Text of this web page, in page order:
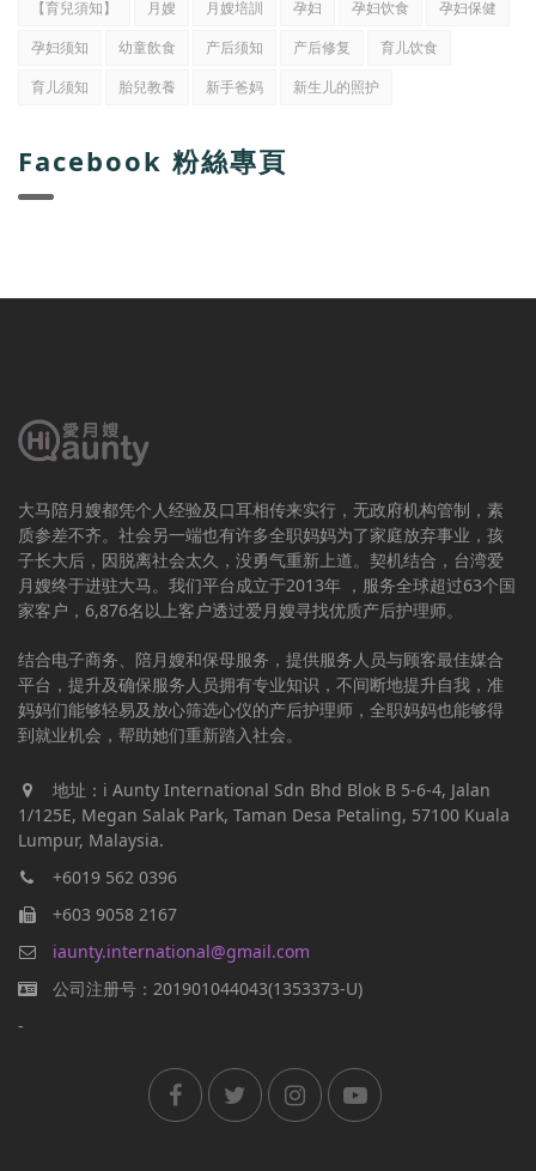
【育兒須知】 月嫂 月嫂培訓 孕妇 孕妇饮食
孕妇保健
孕妇须知
幼童飲食 产后须知 产后修复
育儿饮食
育儿须知
胎兒教養 新手爸妈 新生儿的照护
Facebook 粉絲專頁
大马陪月嫂都凭个人经验及口耳相传来实行，无政府机构管制，素
质参差不齐。社会另一端也有许多全职妈妈为了家庭放弃事业，孩
子长大后，因脱离社会太久，没勇气重新上道。契机结合，台湾爱
月嫂终于进驻大马。我们平台成立于2013年 ，服务全球超过63个国
家客户，6,876名以上客户透过爱月嫂寻找优质产后护理师。
结合电子商务、陪月嫂和保母服务，提供服务人员与顾客最佳媒合
平台，提升及确保服务人员拥有专业知识，不间断地提升自我，准
妈妈们能够轻易及放心筛选心仪的产后护理师，全职妈妈也能够得
到就业机会，帮助她们重新踏入社会。
地址：i Aunty International Sdn Bhd Blok B 5-6-4, Jalan
1/125E, Megan Salak Park, Taman Desa Petaling, 57100 Kuala
Lumpur, Malaysia.
+6019 562 0396
+603 9058 2167
iaunty.international@gmail.com
公司注册号：201901044043(1353373-U)
-